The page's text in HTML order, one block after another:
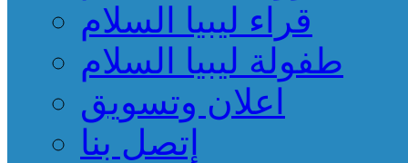
قراء ليبيا السلام
طفولة ليبيا السلام
اعلان وتسويق
إتصل بنا